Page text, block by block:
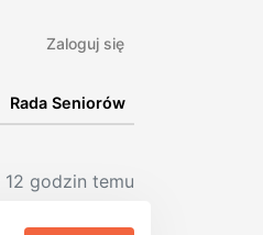
Zaloguj się
Rada Seniorów
12 godzin temu